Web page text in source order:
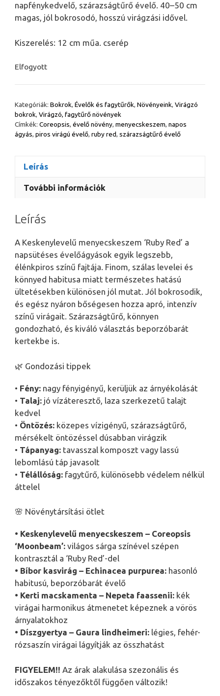
napfénykedvelő, szárazságtűrő évelő. 40–50 cm
magas, jól bokrosodó, hosszú virágzási idővel.
Kiszerelés: 12 cm műa. cserép
Elfogyott
Kategóriák: Bokrok, Évelők és fagytűrők, Növényeink, Virágzó
bokrok, Virágzó, fagytűrő növények
Címkék: Coreopsis, évelő növény, menyecskeszem, napos
ágyás, piros virágú évelő, ruby red, szárazságtűrő évelő
Leírás
További információk
Leírás
A Keskenylevelű menyecskeszem ‘Ruby Red’ a
napsütéses évelőágyások egyik legszebb,
élénkpiros színű fajtája. Finom, szálas levelei és
könnyed habitusa miatt természetes hatású
ültetésekben különösen jól mutat. Jól bokrosodik,
és egész nyáron bőségesen hozza apró, intenzív
színű virágait. Szárazságtűrő, könnyen
gondozható, és kiváló választás beporzóbarát
kertekbe is.
🌿 Gondozási tippek
• Fény: nagy fényigényű, kerüljük az árnyékolását
• Talaj: jó vízáteresztő, laza szerkezetű talajt
kedvel
• Öntözés: közepes vízigényű, szárazságtűrő,
mérsékelt öntözéssel dúsabban virágzik
• Tápanyag: tavasszal komposzt vagy lassú
lebomlású táp javasolt
• Télállóság: fagytűrő, különösebb védelem nélkül
áttelel
🌸 Növénytársítási ötlet
• Keskenylevelű menyecskeszem – Coreopsis
‘Moonbeam’: világos sárga színével szépen
kontrasztál a ‘Ruby Red’-del
• Bíbor kasvirág – Echinacea purpurea: hasonló
habitusú, beporzóbarát évelő
• Kerti macskamenta – Nepeta faassenii: kék
virágai harmonikus átmenetet képeznek a vörös
árnyalatokhoz
• Díszgyertya – Gaura lindheimeri: légies, fehér-
rózsaszín virágai lágyítják az összhatást
FIGYELEM!! Az árak alakulása szezonális és
időszakos tényezőktől függően változik!